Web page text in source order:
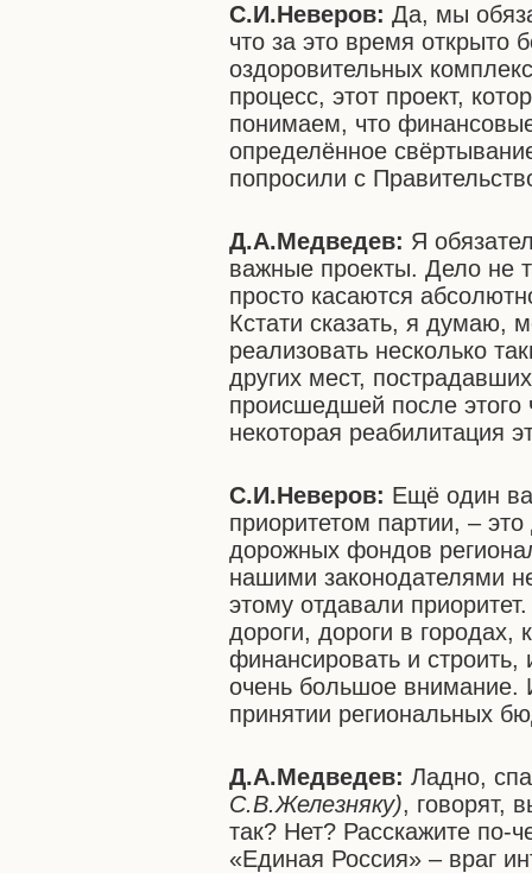
С.И.Неверов: Да, мы
что за это время открыто
оздоровительных
процесс, этот проект,
понимаем, что
определённое
попросили с
Д.А.Медведев: Я
важные проекты. Дело не
просто касаются
Кстати сказать, я думаю,
реализовать несколько
других мест,
происшедшей после этого
некоторая реабилитация
С.И.Неверов: Ещё один
приоритетом партии, –
дорожных фондов
нашими законодателями
этому отдавали
дороги, дороги в
финансировать и
очень большое внимание.
принятии региональных
Д.А.Медведев:Ладно,
С.В.Железняку), говорят,
так? Нет? Расскажите по-
«Единая Россия» – враг